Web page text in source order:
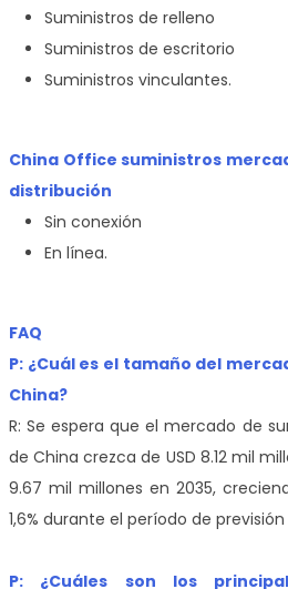
Suministros de relleno
Suministros de escritorio
Suministros vinculantes.
China Office suministros
distribución
Sin conexión
En línea.
FAQ
P: ¿Cuál es el tamaño del
China?
R: Se espera que el mercado de
de China crezca de USD 8.12 mil
9.67 mil millones en 2035,
1,6% durante el período de
P: ¿Cuáles son los